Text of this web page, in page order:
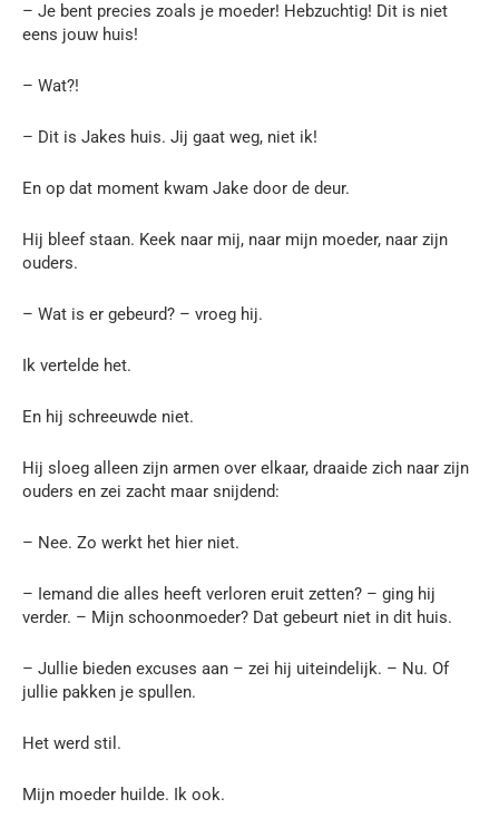
– Je bent precies zoals je moeder! Hebzuchtig! Dit is niet
eens jouw huis!
– Wat?!
– Dit is Jakes huis. Jij gaat weg, niet ik!
En op dat moment kwam Jake door de deur.
Hij bleef staan. Keek naar mij, naar mijn moeder, naar zijn
ouders.
– Wat is er gebeurd? – vroeg hij.
Ik vertelde het.
En hij schreeuwde niet.
Hij sloeg alleen zijn armen over elkaar, draaide zich naar zijn
ouders en zei zacht maar snijdend:
– Nee. Zo werkt het hier niet.
– Iemand die alles heeft verloren eruit zetten? – ging hij
verder. – Mijn schoonmoeder? Dat gebeurt niet in dit huis.
– Jullie bieden excuses aan – zei hij uiteindelijk. – Nu. Of
jullie pakken je spullen.
Het werd stil.
Mijn moeder huilde. Ik ook.